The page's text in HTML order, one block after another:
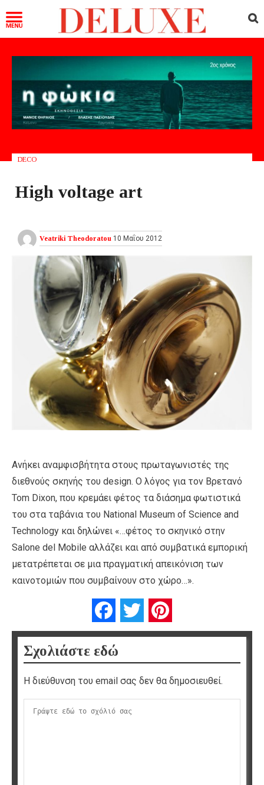
DECO
Ηigh voltage art
Veatriki Theodoratou 10 Μαΐου 2012
Ανήκει αναμφισβήτητα στους πρωταγωνιστές της
διεθνούς σκηνής του design. Ο λόγος για τον Βρετανό
Tom Dixon, που κρεμάει φέτος τα διάσημα φωτιστικά
του στα ταβάνια του National Museum of Science and
Technology και δηλώνει «…φέτος το σκηνικό στην
Salone del Mobile αλλάζει και από συμβατικά εμπορική
μετατρέπεται σε μια πραγματική απεικόνιση των
καινοτομιών που συμβαίνουν στο χώρο…».
FacebookTwitter
Σχολιάστε εδώ
Η διεύθυνση του email σας δεν θα δημοσιευθεί.